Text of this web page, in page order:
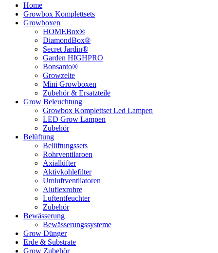
Home
Growbox Komplettsets
Growboxen
HOMEBox®
DiamondBox®
Secret Jardin®
Garden HIGHPRO
Bonsanto®
Growzelte
Mini Growboxen
Zubehör & Ersatzteile
Grow Beleuchtung
Growbox Komplettset Led Lampen
LED Grow Lampen
Zubehör
Belüftung
Belüftungssets
Rohrventilaroen
Axiallüfter
Aktivkohlefilter
Umluftventilatoren
Aluflexrohre
Luftentfeuchter
Zubehör
Bewässerung
Bewässerungssysteme
Grow Dünger
Erde & Substrate
Grow Zubehör